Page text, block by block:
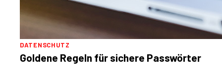
DATENSCHUTZ
Goldene Regeln für sichere Passwörter